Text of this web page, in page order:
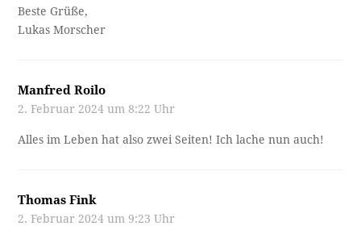
Beste Grüße,
Lukas Morscher
Manfred Roilo
2. Februar 2024 um 8:22 Uhr
Alles im Leben hat also zwei Seiten! Ich lache nun auch!
Thomas Fink
2. Februar 2024 um 9:23 Uhr